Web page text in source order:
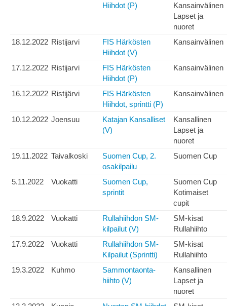
Hiihdot (P)
Kansainvälinen
Lapset ja
nuoret
18.12.2022 Ristijarvi
FIS Härkösten
Hiihdot (V)
Kansainvälinen
17.12.2022 Ristijarvi
FIS Härkösten
Hiihdot (P)
Kansainvälinen
16.12.2022 Ristijärvi
FIS Härkösten
Hiihdot, sprintti (P)
Kansainvälinen
10.12.2022 Joensuu
Katajan Kansalliset
(V)
Kansallinen
Lapset ja
nuoret
19.11.2022 Taivalkoski
Suomen Cup, 2.
osakilpailu
Suomen Cup
5.11.2022 Vuokatti
Suomen Cup,
sprintit
Suomen Cup
Kotimaiset
cupit
18.9.2022
Vuokatti
Rullahiihdon SM-
kilpailut (V)
SM-kisat
Rullahiihto
17.9.2022
Vuokatti
Rullahiihdon SM-
Kilpailut (Sprintti)
SM-kisat
Rullahiihto
19.3.2022
Kuhmo
Sammontaonta-
hiihto (V)
Kansallinen
Lapset ja
nuoret